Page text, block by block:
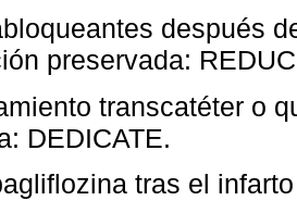
después
preservada:
transcatéter o
DEDICATE.
tras el